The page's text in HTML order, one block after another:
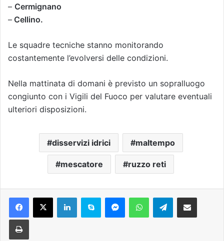
– ⁠ Cermignano
– ⁠Cellino.
Le squadre tecniche stanno monitorando
costantemente l’evolversi delle condizioni.
Nella mattinata di domani è previsto un sopralluogo
congiunto con i Vigili del Fuoco per valutare eventuali
ulteriori disposizioni.
disservizi idrici maltempo
mescatore ruzzo reti
Telegram